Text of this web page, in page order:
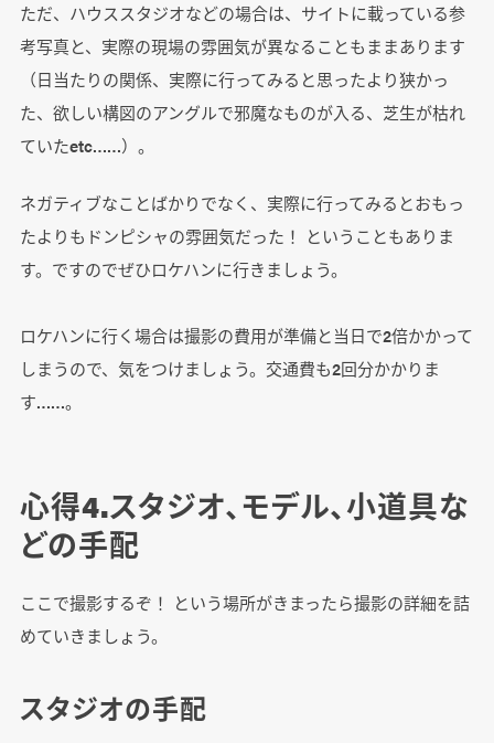
ただ、ハウススタジオなどの場合は、サイトに載っている参
考写真と、実際の現場の雰囲気が異なることもままあります
（日当たりの関係、実際に行ってみると思ったより狭かっ
た、欲しい構図のアングルで邪魔なものが入る、芝生が枯れ
ていたetc……）。
ネガティブなことばかりでなく、実際に行ってみるとおもっ
たよりもドンピシャの雰囲気だった！ ということもありま
す。ですのでぜひロケハンに行きましょう。
ロケハンに行く場合は撮影の費用が準備と当日で2倍かかって
しまうので、気をつけましょう。交通費も2回分かかりま
す……。
心得4.スタジオ、モデル、小道具な
どの手配
ここで撮影するぞ！ という場所がきまったら撮影の詳細を詰
めていきましょう。
スタジオの手配